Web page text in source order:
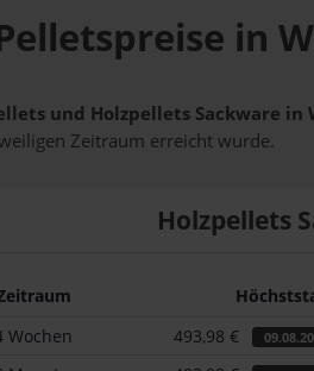
in
und Holzpellets Sackware in
Zeitraum erreicht wurde.
Holzpellets
Wochen
493,98 €